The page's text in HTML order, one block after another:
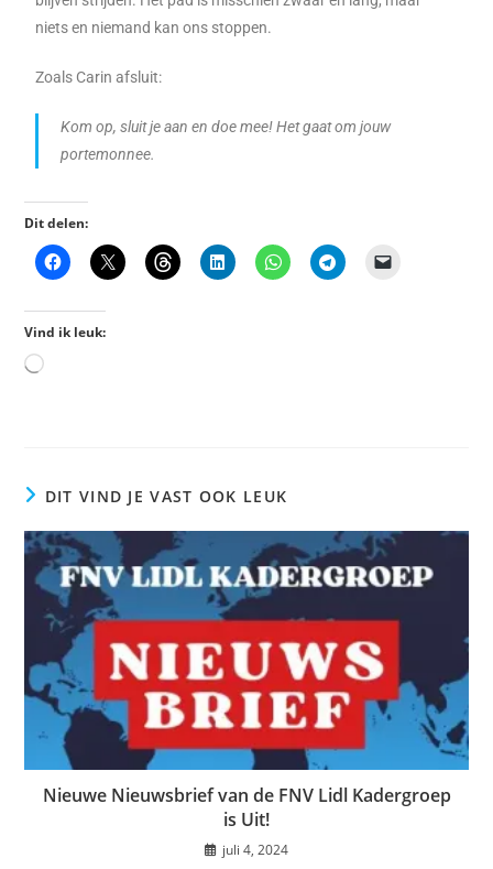
niets en niemand kan ons stoppen.
Zoals Carin afsluit:
Kom op, sluit je aan en doe mee! Het gaat om jouw
portemonnee.
Dit delen:
Vind ik leuk:
DIT VIND JE VAST OOK LEUK
Nieuwe Nieuwsbrief van de FNV Lidl Kadergroep
is Uit!
juli 4, 2024